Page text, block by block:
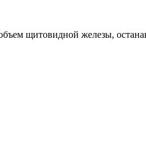
щитовидной железы,